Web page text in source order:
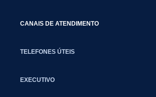
CANAIS DE ATENDIMENTO
TELEFONES ÚTEIS
EXECUTIVO